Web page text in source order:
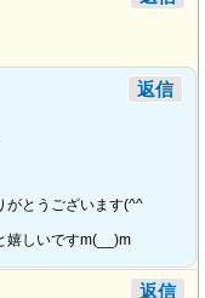
とうございます(^^ゞ
嬉しいですm(__)m
返信
返信